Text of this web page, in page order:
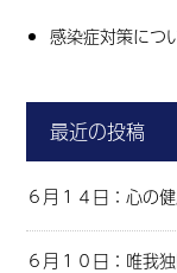
感染症対策につ
最近の投稿
６月１４日：心の
６月１０日：唯我